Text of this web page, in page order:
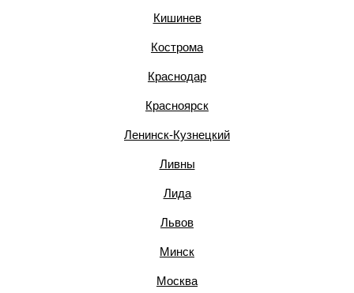
Кишинев
Кострома
Краснодар
Красноярск
Ленинск-Кузнецкий
Ливны
Лида
Львов
Минск
Москва